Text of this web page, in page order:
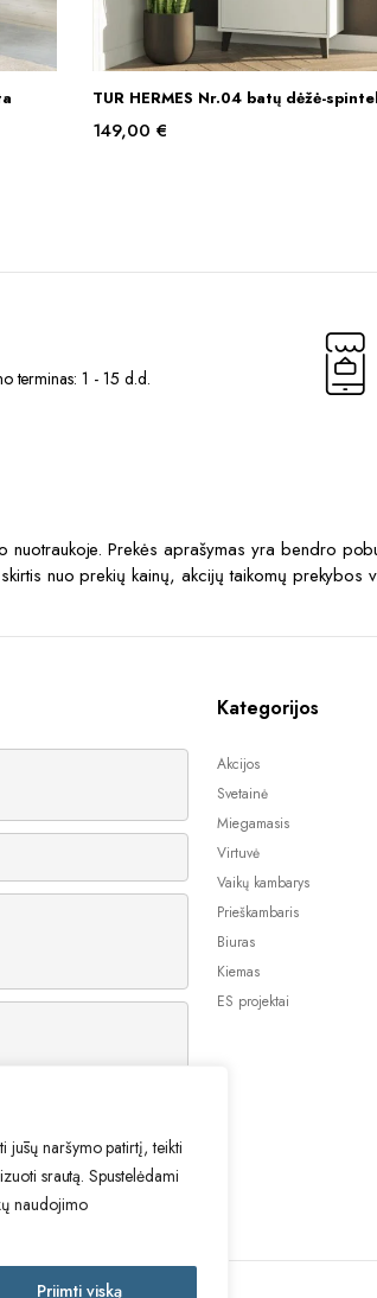
jūsų naršymo patirtį, teikti
srautą. Spustelėdami
naudojimo
Priimti viską
Į KREPŠELĮ
TUR HERMES Nr.04 batų dėžė-
149,00€
terminas: 1 - 15 d.d.
nuotraukoje. Prekės aprašymas yra bendro
nuo prekių kainų, akcijų taikomų prekybos
Kategorijos
Akcijos
Svetainė
Miegamasis
Virtuvė
Vaikų kambarys
Prieškambaris
Biuras
Kiemas
ES projektai